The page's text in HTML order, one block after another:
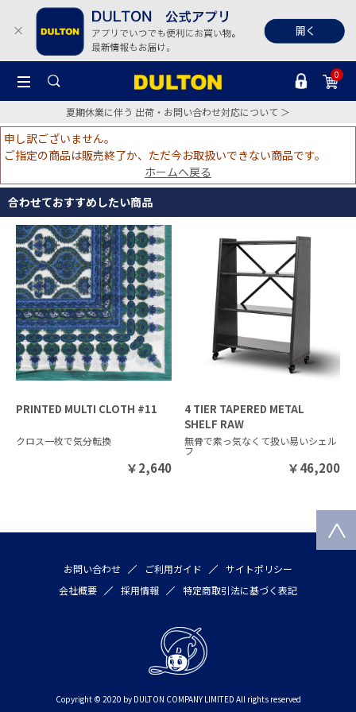
0
夏期休業に伴う 出荷・お問い合わせ対応について ＞
申し訳ございません。
ご指定の商品は販売終了か、ただ今お取扱いできない商品です。
ホームへ戻る
合わせておすすめしたい商品
PRINTED MULTI CLOTH #11
クロス一枚で気分転換
￥2,640
4 TIER TAPERED METAL
SHELF RAW
無骨で素っ気なくて扱い易いシェル
フ
￥46,200
お問い合わせ ご利用ガイド
サイトポリシー
会社概要
採用情報 特定商取引法に基づく表記
Copyright © 2020 by DULTON COMPANY LIMITED All rights reserved